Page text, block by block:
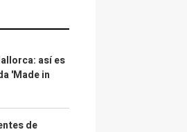
así es
'Made in
de